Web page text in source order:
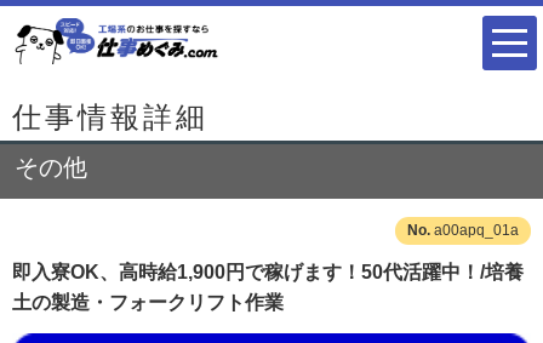
仕事情報詳細
その他
a00apq_01a
即入寮OK、高時給1,900円で稼げます！50代活躍中！/培養
土の製造・フォークリフト作業